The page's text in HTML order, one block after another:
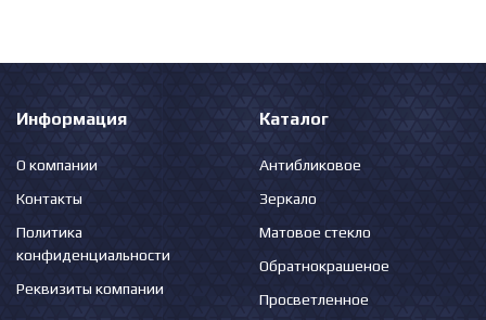
Информация
О компании
Контакты
Политика
конфиденциальности
Реквизиты компании
Каталог
Антибликовое
Зеркало
Матовое стекло
Обратнокрашеное
Просветленное